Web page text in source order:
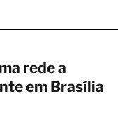
rede a
em Brasília